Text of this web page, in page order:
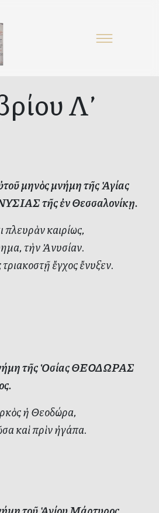
Λ’
μηνὸς μνήμη τῆς Ἁγίας
τῆς ἐν Θεσσαλονίκῃ.
πλευρὰν καιρίως,
τὴν Ἀνυσίαν.
ἔγχος ἔνυξεν.
τῆς Ὁσίας ΘΕΟΔΩΡΑΣ
ἡ Θεοδώρα,
καὶ πρὶν ἠγάπα.